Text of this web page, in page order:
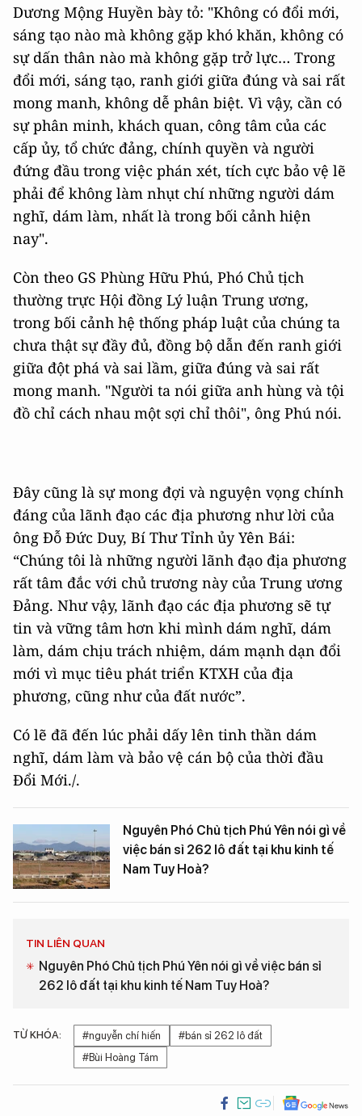
Dương Mộng Huyền bày tỏ: "Không có đổi mới,
sáng tạo nào mà không gặp khó khăn, không có
sự dấn thân nào mà không gặp trở lực… Trong
đổi mới, sáng tạo, ranh giới giữa đúng và sai rất
mong manh, không dễ phân biệt. Vì vậy, cần có
sự phân minh, khách quan, công tâm của các
cấp ủy, tổ chức đảng, chính quyền và người
đứng đầu trong việc phán xét, tích cực bảo vệ lẽ
phải để không làm nhụt chí những người dám
nghĩ, dám làm, nhất là trong bối cảnh hiện
nay".
Còn theo GS Phùng Hữu Phú, Phó Chủ tịch
thường trực Hội đồng Lý luận Trung ương,
trong bối cảnh hệ thống pháp luật của chúng ta
chưa thật sự đầy đủ, đồng bộ dẫn đến ranh giới
giữa đột phá và sai lầm, giữa đúng và sai rất
mong manh. "Người ta nói giữa anh hùng và tội
đồ chỉ cách nhau một sợi chỉ thôi", ông Phú nói.
Đây cũng là sự mong đợi và nguyện vọng chính
đáng của lãnh đạo các địa phương như lời của
ông Đỗ Đức Duy, Bí Thư Tỉnh ủy Yên Bái:
“Chúng tôi là những người lãnh đạo địa phương
rất tâm đắc với chủ trương này của Trung ương
Đảng. Như vậy, lãnh đạo các địa phương sẽ tự
tin và vững tâm hơn khi mình dám nghĩ, dám
làm, dám chịu trách nhiệm, dám mạnh dạn đổi
mới vì mục tiêu phát triển KTXH của địa
phương, cũng như của đất nước”.
Có lẽ đã đến lúc phải dấy lên tinh thần dám
nghĩ, dám làm và bảo vệ cán bộ của thời đầu
Đổi Mới./.
Nguyên Phó Chủ tịch Phú Yên nói gì về
việc bán sỉ 262 lô đất tại khu kinh tế
Nam Tuy Hoà?
TIN LIÊN QUAN
Nguyên Phó Chủ tịch Phú Yên nói gì về việc bán sỉ
262 lô đất tại khu kinh tế Nam Tuy Hoà?
TỪ KHÓA: #nguyễn chí hiến
#bán sỉ 262 lô đất
#Bùi Hoàng Tám